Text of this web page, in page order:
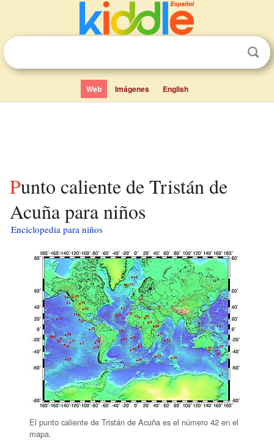
Web Imágenes English
Punto caliente de Tristán de
Acuña para niños
Enciclopedia para niños
El punto caliente de Tristán de Acuña es el número 42 en el
mapa.